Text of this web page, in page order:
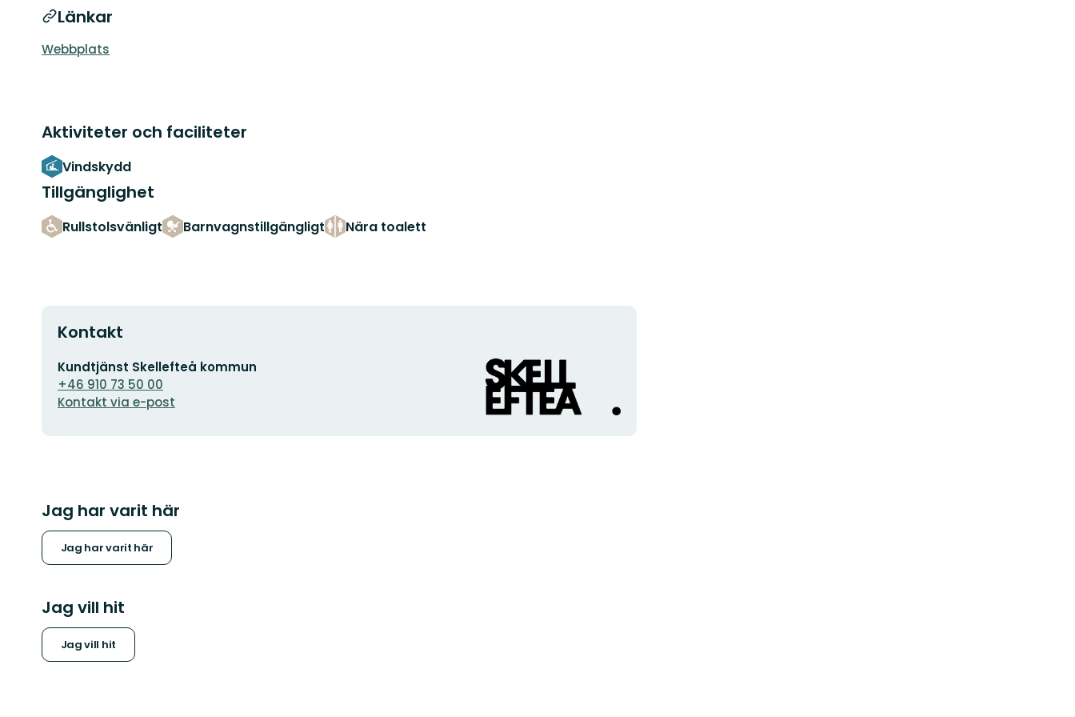
Länkar
Webbplats
Aktiviteter och faciliteter
Vindskydd
Tillgänglighet
Rullstolsvänligt Barnvagnstillgängligt Nära toalett
Kontakt
E-
postadress
Kundtjänst Skellefteå kommun
+46 910 73 50 00
Kontakt via e-post
Organisationens
logotyp
Jag har varit här
Jag har varit här
Jag vill hit
Jag vill hit